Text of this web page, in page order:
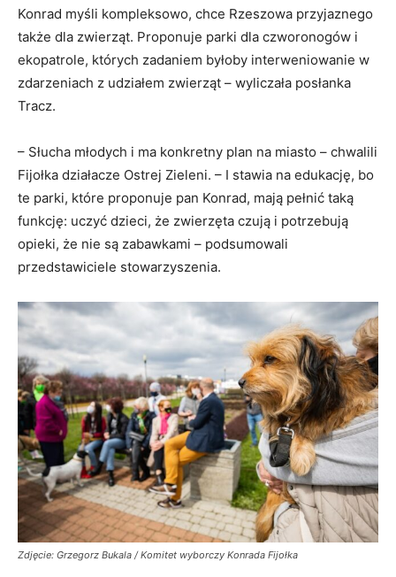
Konrad myśli kompleksowo, chce Rzeszowa przyjaznego
także dla zwierząt. Proponuje parki dla czworonogów i
ekopatrole, których zadaniem byłoby interweniowanie w
zdarzeniach z udziałem zwierząt – wyliczała posłanka
Tracz.
– Słucha młodych i ma konkretny plan na miasto – chwalili
Fijołka działacze Ostrej Zieleni. – I stawia na edukację, bo
te parki, które proponuje pan Konrad, mają pełnić taką
funkcję: uczyć dzieci, że zwierzęta czują i potrzebują
opieki, że nie są zabawkami – podsumowali
przedstawiciele stowarzyszenia.
Zdjęcie: Grzegorz Bukala / Komitet wyborczy Konrada Fijołka